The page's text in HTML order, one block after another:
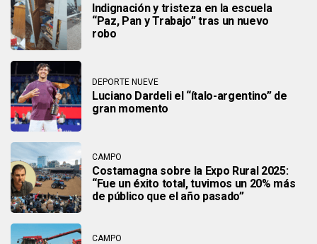
Indignación y tristeza en la escuela
“Paz, Pan y Trabajo” tras un nuevo
robo
DEPORTE NUEVE
Luciano Dardeli el “ítalo-argentino” de
gran momento
CAMPO
Costamagna sobre la Expo Rural 2025:
“Fue un éxito total, tuvimos un 20% más
de público que el año pasado”
CAMPO